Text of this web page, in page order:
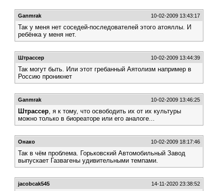
Ganmrak 10-02-2009 13:43:17
Так у меня нет соседей-последователей этого атояллы. И
ребёнка у меня нет.
Штрассер 10-02-2009 13:44:39
Так могут быть. Или этот гребанный Аятолизм например в
Россию проникнет
Ganmrak 10-02-2009 13:46:25
Штрассер, я к тому, что освободить их от их культуры
можно только в биореаторе или его аналоге...
Онако 10-02-2009 18:17:46
Так в чём проблема. Горьковский Автомобильный Завод
выпускает Газвагены удивительными темпами.
jacobcak545 14-11-2020 23:38:52